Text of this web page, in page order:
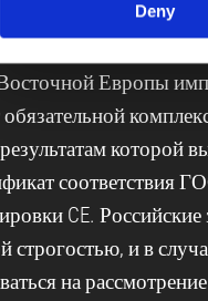
Deny
Европы в
требования к
Европы
которой
соответствия
CE.
строгостью, и в
на